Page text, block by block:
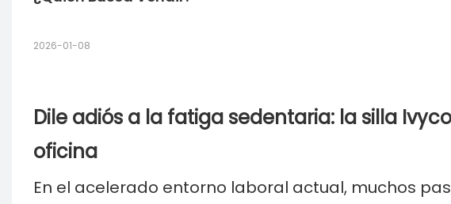
2026-01-08
Dile adiós a la fatiga sedentaria: la silla
oficina
En el acelerado entorno laboral actual, muchos